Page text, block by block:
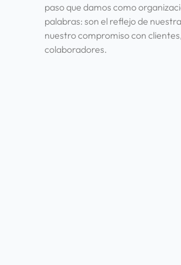
paso que damos como
palabras: son el reflejo de
nuestro compromiso con
colaboradores.